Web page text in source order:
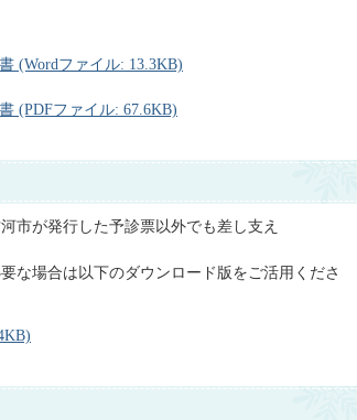
(Wordファイル: 13.3KB)
(PDFファイル: 67.6KB)
市が発⾏した予診票以外でも差し⽀え
な場合は以下のダウンロード版をご活⽤くださ